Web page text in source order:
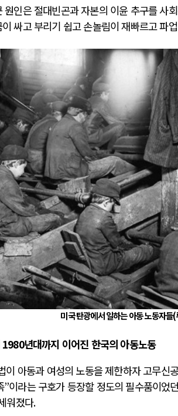
원인은 절대빈곤과 자본의 이윤 추구를 사
싸고 부리기 쉽고 손놀림이 재빠르고 파
미국 탄광에서 일하는 아동 노동자들(
1980년대까지 이어진 한국의 아동노동
이 아동과 여성의 노동을 제한하자 고무신
”이라는 구호가 등장할 정도의 필수품이었
워졌다.
국 민주주의를 잠식하고 ..
러